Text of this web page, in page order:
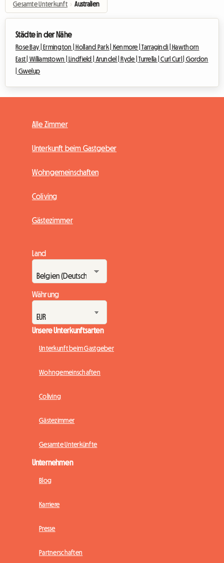
Gesamte Unterkunft › Australien
Städte in der Nähe
Rose Bay | Ermington | Holland Park | Kenmore |Tarragindi |
Hawthorn
East | Williamstown | Lindfield | Arundel | Ryde |Turrella |Curl Curl | Gordon
Gwelup
Alle Zimmer
Unterkunft beim Gastgeber
Wohngemeinschaften
Coliving
Gästezimmer
Land
Währung
Unsere Unterkunftsarten
Unterkunft beim Gastgeber
Wohngemeinschaften
Coliving
Gästezimmer
Gesamte Unterkünfte
Unternehmen
Blog
Karriere
Presse
Partnerschaften